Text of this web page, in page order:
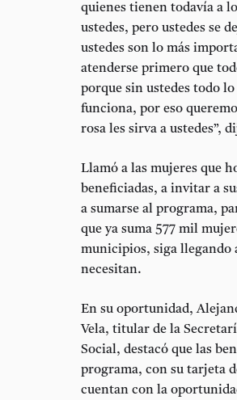
quienes tienen todavía a
ustedes, pero ustedes se
ustedes son lo más
atenderse primero que
porque sin ustedes todo lo
funciona, por eso
rosa les sirva a ustedes”,
Llamó a las mujeres que
beneficiadas, a invitar a
a sumarse al programa,
que ya suma 577 mil
municipios, siga llegando
necesitan.
En su oportunidad,
Vela, titular de la
Social, destacó que las
programa, con su tarjeta
cuentan con la